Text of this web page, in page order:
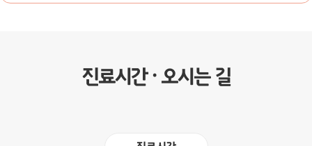
진료시간 · 오시는 길